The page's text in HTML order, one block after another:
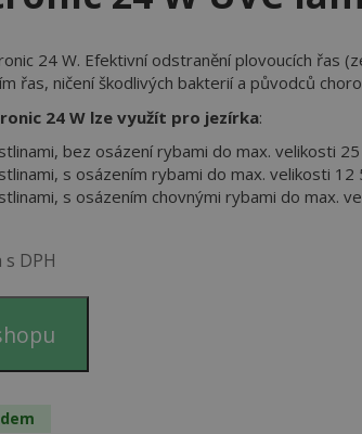
24 W. Efektivní odstranění plovoucích řas
řas, ničení škodlivých bakterií a původců
24 W lze využít pro jezírka:
bez osázení rybami do max. velikosti
s osázením rybami do max. velikosti 12
s osázením chovnými rybami do max.
s DPH